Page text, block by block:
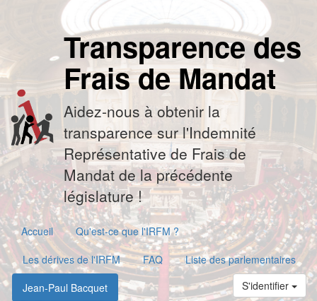
Transparence des
Frais de Mandat
Aidez-nous à obtenir la
transparence sur l'Indemnité
Représentative de Frais de
Mandat de la précédente
législature !
Accueil
Qu'est-ce que l'IRFM ?
Les dérives de l'IRFM
FAQ
Liste des parlementaires
Jean-Paul Bacquet
S'identifier